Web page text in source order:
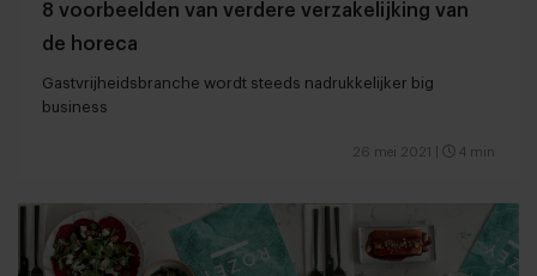
8 voorbeelden van verdere verzakelijking van
de horeca
Gastvrijheidsbranche wordt steeds nadrukkelijker big
business
26 mei 2021 4 min